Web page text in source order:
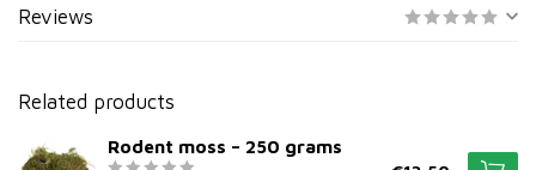
Reviews
Related products
Rodent moss – 250 grams